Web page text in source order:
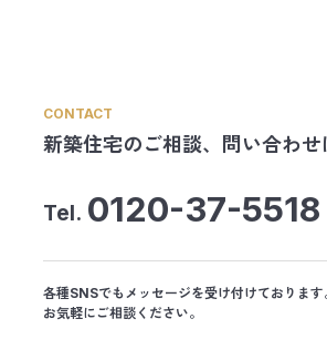
CONTACT
新築住宅のご相談、 問い合わせ
Tel. 0120-37-5518
各種SNSでもメッセージを受け付けております
お気軽にご相談ください。